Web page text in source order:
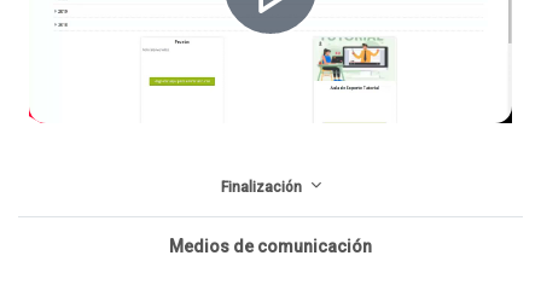
Finalización
R
p
Medios de comunicación